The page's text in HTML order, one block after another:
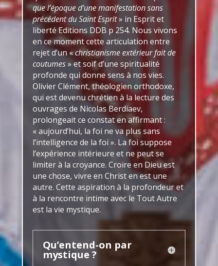
que l’époque d’une manifestation sans
précédent du Saint Esprit» in Esprit et
liberté Editions DDB p 254. Nous vivons
en ce moment cette articulation entre
rejet d’un «christianisme extérieur fait de
coutumes» et soif d’une spiritualité
profonde qui donne sens à nos vies.
Olivier Clément, théologien orthodoxe,
qui est devenu chrétien à la lecture des
ouvrages de Nicolas Berdiaev,
prolongeait ce constat en affirmant :
« aujourd’hui, la foi ne va plus sans
l’intelligence de la foi ». La foi suppose
l’expérience intérieure et ne peut se
limiter à la croyance. Croire en Dieu est
une chose, vivre en Christ en est une
autre. Cette aspiration à la profondeur et
à la rencontre intime avec le Tout Autre
est la vie mystique.
Qu’entend-on par
mystique ?